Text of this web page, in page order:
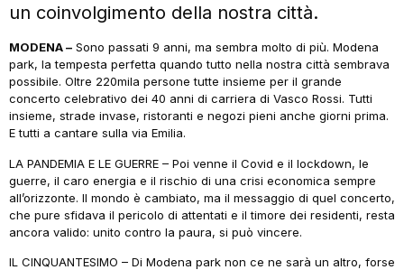
un coinvolgimento della nostra città.
MODENA – Sono passati 9 anni, ma sembra molto di più. Modena
park, la tempesta perfetta quando tutto nella nostra città sembrava
possibile. Oltre 220mila persone tutte insieme per il grande
concerto celebrativo dei 40 anni di carriera di Vasco Rossi. Tutti
insieme, strade invase, ristoranti e negozi pieni anche giorni prima.
E tutti a cantare sulla via Emilia.
LA PANDEMIA E LE GUERRE – Poi venne il Covid e il lockdown, le
guerre, il caro energia e il rischio di una crisi economica sempre
all’orizzonte. Il mondo è cambiato, ma il messaggio di quel concerto,
che pure sfidava il pericolo di attentati e il timore dei residenti, resta
ancora valido: unito contro la paura, si può vincere.
IL CINQUANTESIMO – Di Modena park non ce ne sarà un altro, forse